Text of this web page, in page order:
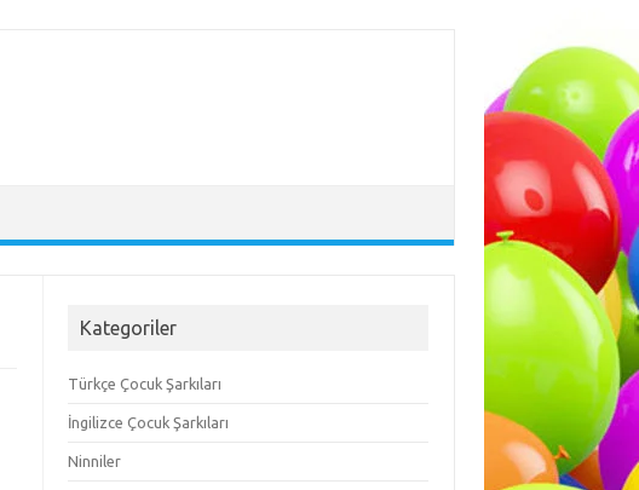
Kategoriler
Türkçe Çocuk Şarkıları
İngilizce Çocuk Şarkıları
Ninniler